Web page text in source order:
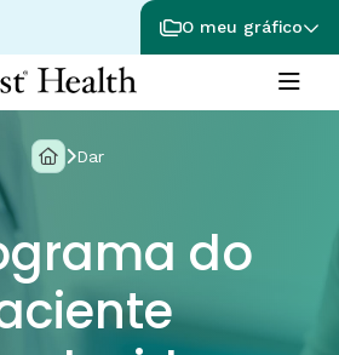
O meu gráfico
Dar
do